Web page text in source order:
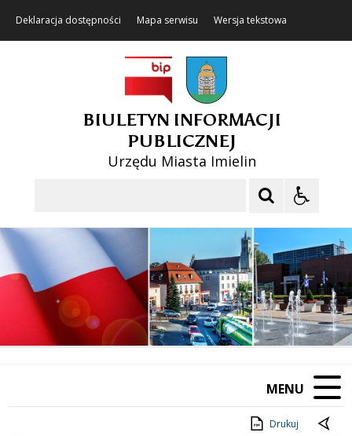
Deklaracja dostępności Mapa serwisu Wersja tekstowa
BIULETYN INFORMACJI
PUBLICZNEJ
Urzędu Miasta Imielin
MENU
Drukuj